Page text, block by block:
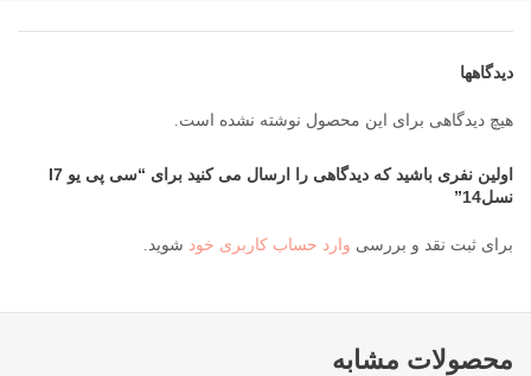
دیدگاهها
هیچ دیدگاهی برای این محصول نوشته نشده است.
اولین نفری باشید که دیدگاهی را ارسال می کنید برای “سی پی یو I7
نسل14”
برای ثبت نقد و بررسی وارد حساب کاربری خود شوید.
محصولات مشابه